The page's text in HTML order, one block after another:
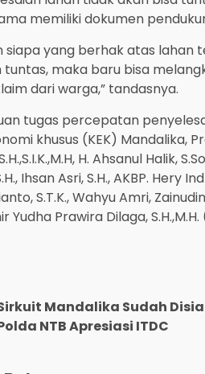
memiliki dokumen
siapa yang berhak atas lahan
maka baru bisa
dari warga,” tandasnya.
tugas percepatan
khusus (KEK) Mandalika,
H. Ahsanul Halik,
Ihsan Asri, S.H., AKBP. Hery
S.T.K., Wahyu Amri,
Yudha Prawira Dilaga,
Mandalika Sudah
NTB Apresiasi ITDC